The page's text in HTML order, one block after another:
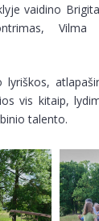
vaidino
Vilma
vis kitaip,
talento.